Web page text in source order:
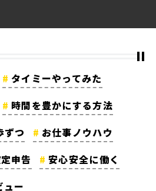
タイミーやってみた
時間を豊かにする方法
ずつ
お仕事ノウハウ
申告
安心安全に働く
ュー